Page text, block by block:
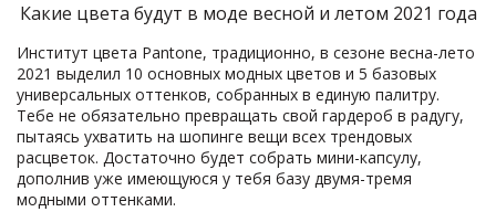
Какие цвета будут в моде весной и летом 2021 года
Институт цвета Pantone, традиционно, в сезоне весна-лето
2021 выделил 10 основных модных цветов и 5 базовых
универсальных оттенков, собранных в единую палитру.
Тебе не обязательно превращать свой гардероб в радугу,
пытаясь ухватить на шопинге вещи всех трендовых
расцветок. Достаточно будет собрать мини-капсулу,
дополнив уже имеющуюся у тебя базу двумя-тремя
модными оттенками.